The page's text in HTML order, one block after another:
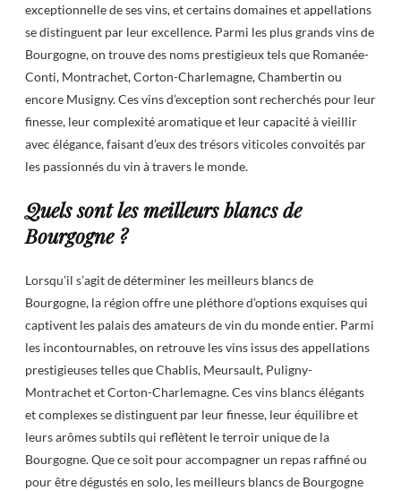
exceptionnelle de ses vins, et certains domaines et appellations
se distinguent par leur excellence. Parmi les plus grands vins de
Bourgogne, on trouve des noms prestigieux tels que Romanée-
Conti, Montrachet, Corton-Charlemagne, Chambertin ou
encore Musigny. Ces vins d’exception sont recherchés pour leur
finesse, leur complexité aromatique et leur capacité à vieillir
avec élégance, faisant d’eux des trésors viticoles convoités par
les passionnés du vin à travers le monde.
Quels sont les meilleurs blancs de
Bourgogne ?
Lorsqu’il s’agit de déterminer les meilleurs blancs de
Bourgogne, la région offre une pléthore d’options exquises qui
captivent les palais des amateurs de vin du monde entier. Parmi
les incontournables, on retrouve les vins issus des appellations
prestigieuses telles que Chablis, Meursault, Puligny-
Montrachet et Corton-Charlemagne. Ces vins blancs élégants
et complexes se distinguent par leur finesse, leur équilibre et
leurs arômes subtils qui reflètent le terroir unique de la
Bourgogne. Que ce soit pour accompagner un repas raffiné ou
pour être dégustés en solo, les meilleurs blancs de Bourgogne